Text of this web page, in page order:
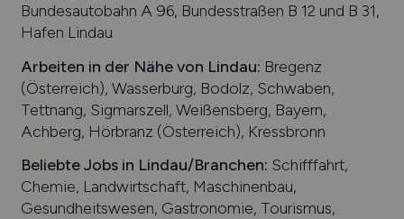
Bundesautobahn A 96, Bundesstraßen B 12 und B 31,
Hafen Lindau
Arbeiten in der Nähe von Lindau: Bregenz
(Österreich), Wasserburg, Bodolz, Schwaben,
Tettnang, Sigmarszell, Weißensberg, Bayern,
Achberg, Hörbranz (Österreich), Kressbronn
Beliebte Jobs in Lindau/Branchen: Schifffahrt,
Chemie, Landwirtschaft, Maschinenbau,
Gesundheitswesen, Gastronomie, Tourismus,